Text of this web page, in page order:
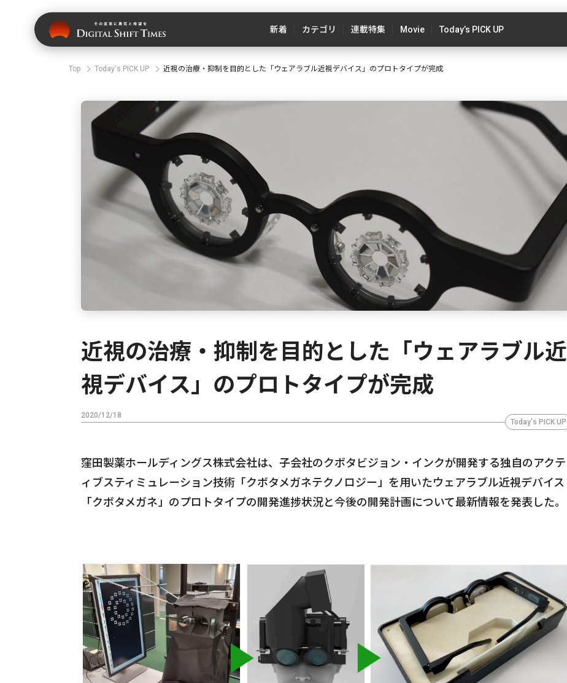
新着 カテゴリ 連載特集 Movie Today’s PICK UP
Top Today's PICK UP 近視の治療・抑制を目的とした「ウェアラブル近視デバイス」のプロトタイプが完成
近視の治療・抑制を目的とした「ウェアラブル近
視デバイス」のプロトタイプが完成
2020/12/18
Today's PICK UP
窪田製薬ホールディングス株式会社は、子会社のクボタビジョン・インクが開発する独自のアクテ
ィブスティミュレーション技術「クボタメガネテクノロジー」を用いたウェアラブル近視デバイス
「クボタメガネ」のプロトタイプの開発進捗状況と今後の開発計画について最新情報を発表した。